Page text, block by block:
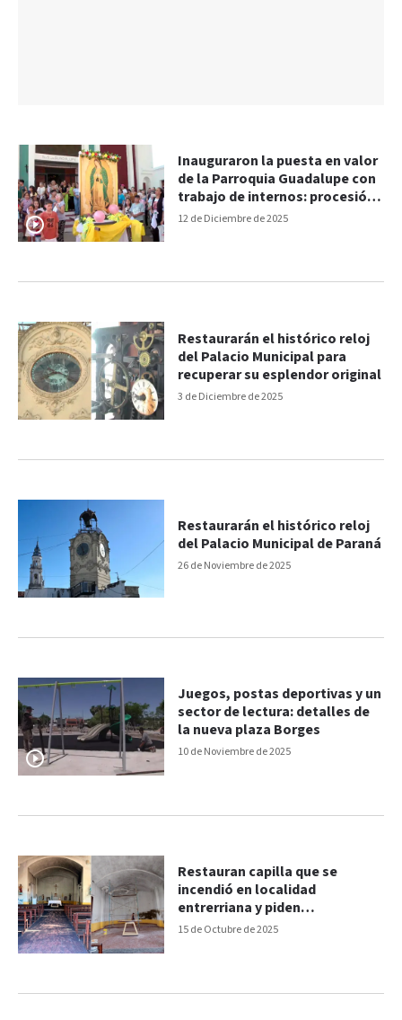
12 de Diciembre de 2025
Inauguraron la puesta en valor
de la Parroquia Guadalupe con
trabajo de internos: procesión,
bendición y festejo
3 de Diciembre de 2025
Restaurarán el histórico reloj
del Palacio Municipal para
recuperar su esplendor original
26 de Noviembre de 2025
Restaurarán el histórico reloj
del Palacio Municipal de Paraná
10 de Noviembre de 2025
Juegos, postas deportivas y un
sector de lectura: detalles de
la nueva plaza Borges
15 de Octubre de 2025
Restauran capilla que se
incendió en localidad
entrerriana y piden
colaboración